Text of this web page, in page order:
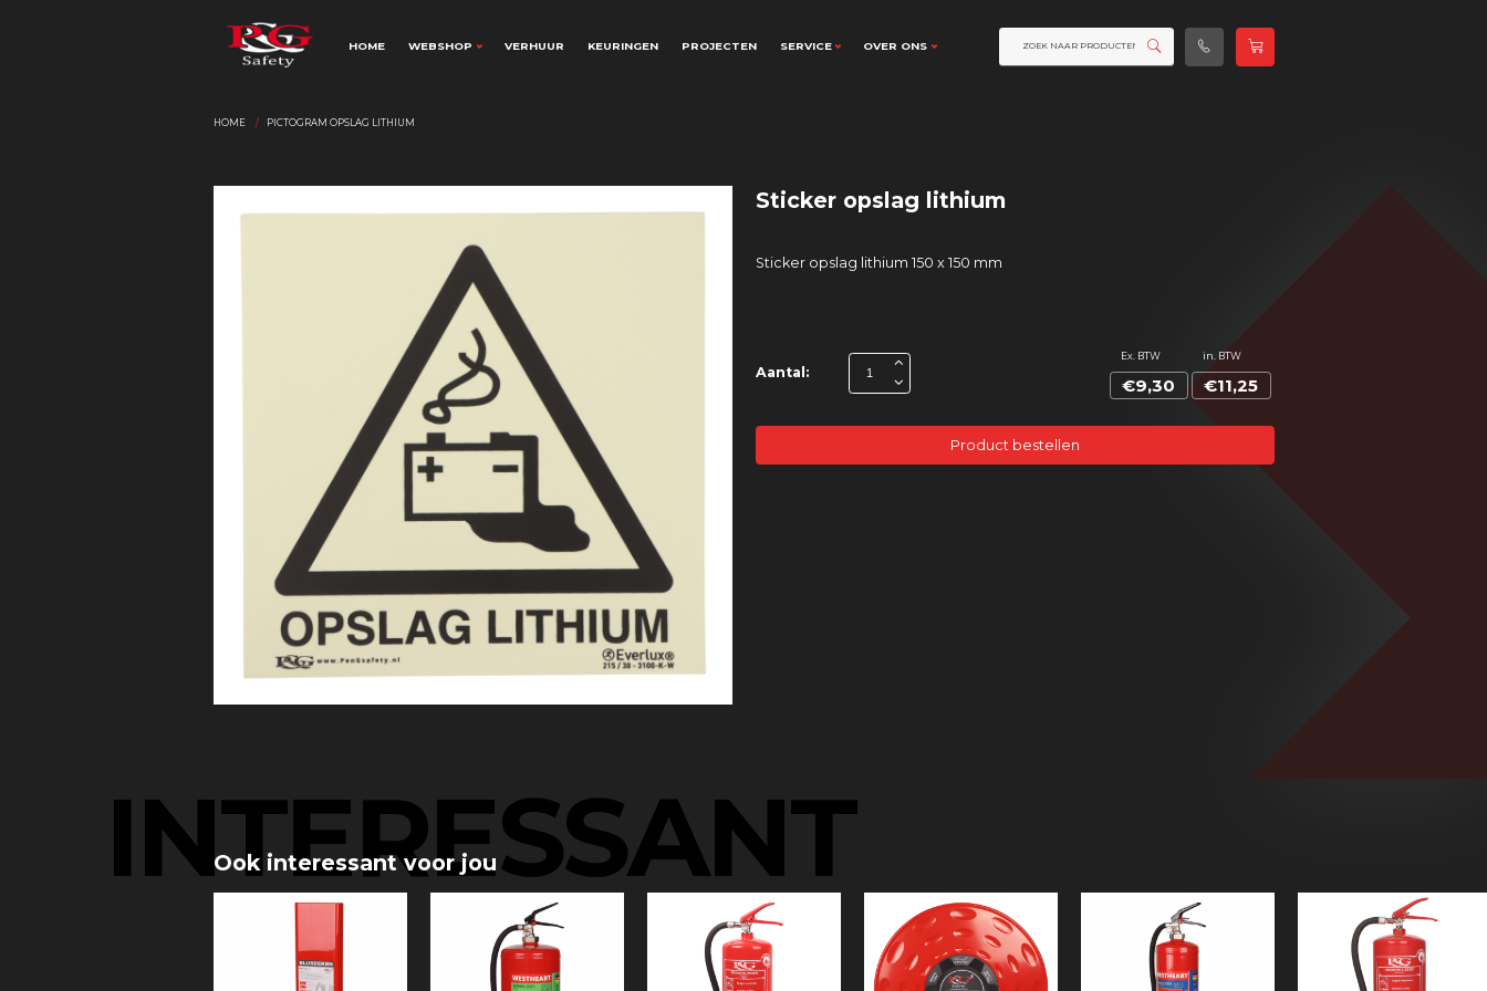
HOME WEBSHOP VERHUUR KEURINGEN PROJECTEN SERVICE OVER ONS
HOME PICTOGRAM OPSLAG LITHIUM
Sticker opslag lithium
Sticker opslag lithium 150 x 150 mm
Aantal:
Ex. BTW in. BTW
€9,30 €11,25
Product bestellen
Ook interessant voor jou
INTERESSANT